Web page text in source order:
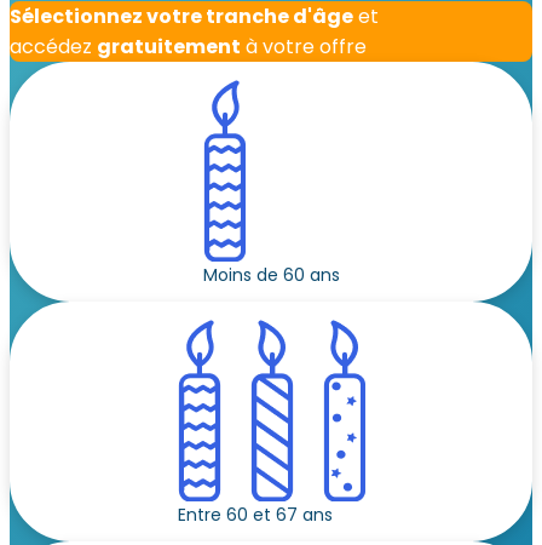
Sélectionnez votre tranche d'âgeet
accédez gratuitement à votre offre
Moins de 60 ans
Entre 60 et 67 ans